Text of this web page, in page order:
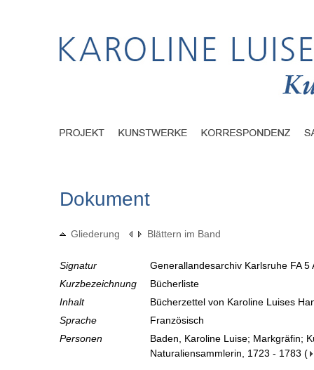
Dokument
Gliederung Blättern im Band
Signatur
Generallandesarchiv Karlsruhe FA
Kurzbezeichnung
Bücherliste
Inhalt
Bücherzettel von Karoline Luises
Sprache
Französisch
Personen
Baden, Karoline Luise; Markgräfin;
Naturaliensammlerin, 1723 - 1783 (